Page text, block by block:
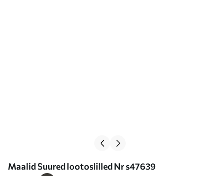
Maalid Suured lootoslilled Nr s47639